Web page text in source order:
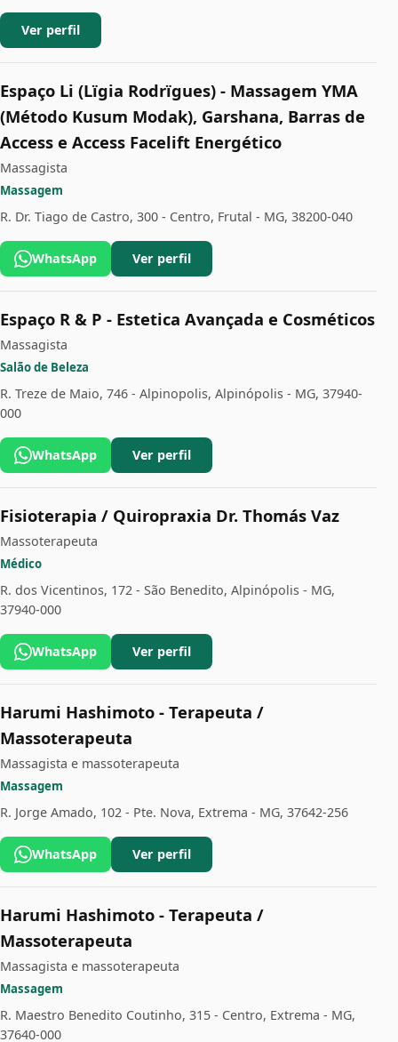
Ver perfil
Espaço Li (Lïgia Rodrïgues) - Massagem YMA
(Método Kusum Modak), Garshana, Barras de
Access e Access Facelift Energético
Massagista
Massagem
R. Dr. Tiago de Castro, 300 - Centro, Frutal - MG, 38200-040
WhatsApp Ver perfil
Espaço R & P - Estetica Avançada e Cosméticos
Massagista
Salão de Beleza
R. Treze de Maio, 746 - Alpinopolis, Alpinópolis - MG, 37940-
000
WhatsApp Ver perfil
Fisioterapia / Quiropraxia Dr. Thomás Vaz
Massoterapeuta
Médico
R. dos Vicentinos, 172 - São Benedito, Alpinópolis - MG,
37940-000
WhatsApp Ver perfil
Harumi Hashimoto - Terapeuta /
Massoterapeuta
Massagista e massoterapeuta
Massagem
R. Jorge Amado, 102 - Pte. Nova, Extrema - MG, 37642-256
WhatsApp Ver perfil
Harumi Hashimoto - Terapeuta /
Massoterapeuta
Massagista e massoterapeuta
Massagem
R. Maestro Benedito Coutinho, 315 - Centro, Extrema - MG,
37640-000